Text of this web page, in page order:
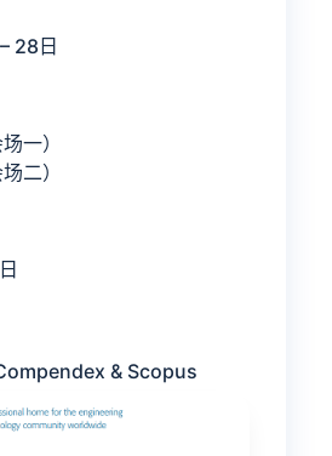
28日
一）
二）
& Scopus